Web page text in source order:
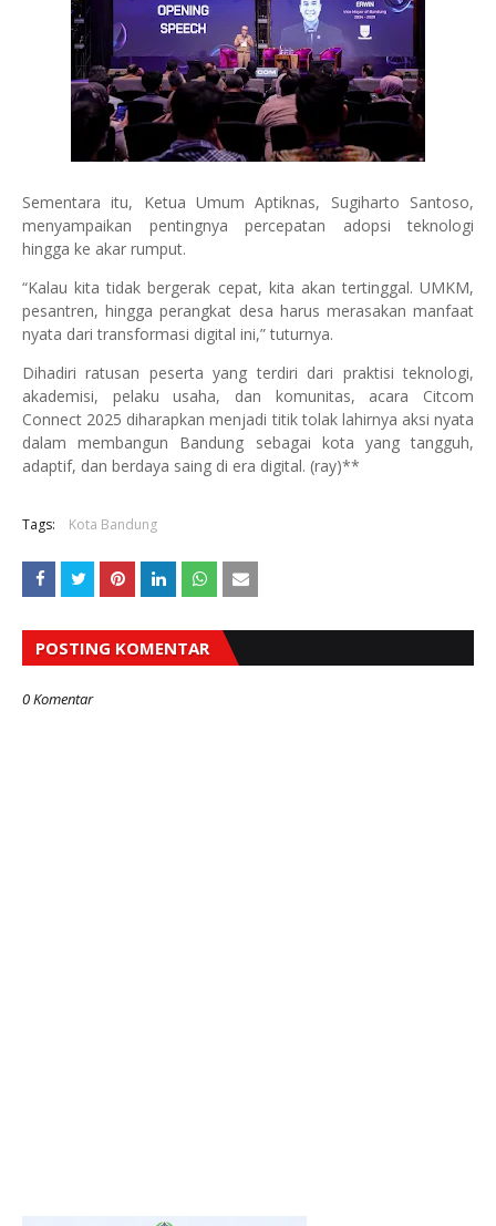
Sementara itu, Ketua Umum Aptiknas, Sugiharto Santoso,
menyampaikan pentingnya percepatan adopsi teknologi
hingga ke akar rumput.
“Kalau kita tidak bergerak cepat, kita akan tertinggal. UMKM,
pesantren, hingga perangkat desa harus merasakan manfaat
nyata dari transformasi digital ini,” tuturnya.
Dihadiri ratusan peserta yang terdiri dari praktisi teknologi,
akademisi, pelaku usaha, dan komunitas, acara Citcom
Connect 2025 diharapkan menjadi titik tolak lahirnya aksi nyata
dalam membangun Bandung sebagai kota yang tangguh,
adaptif, dan berdaya saing di era digital. (ray)**
Tags: Kota Bandung
POSTING KOMENTAR
0 Komentar